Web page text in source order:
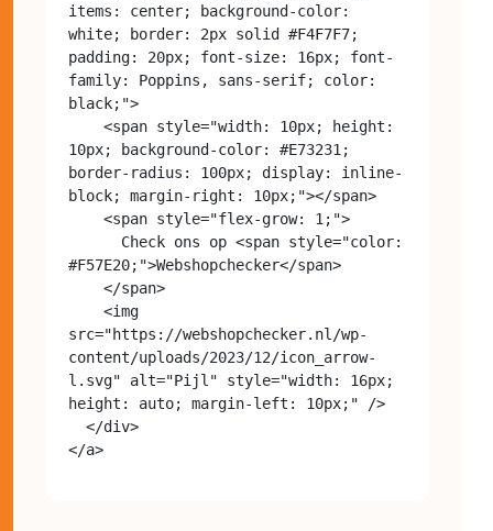
items: center; background-color:
white; border: 2px solid #F4F7F7;
padding: 20px; font-size: 16px; font-
family: Poppins, sans-serif; color:
black;">
10px; background-color: #E73231;
border-radius: 100px; display: inline-
block; margin-right: 10px;"></span>
#F57E20;">Webshopchecker</span>
src="https://webshopchecker.nl/wp-
content/uploads/2023/12/icon_arrow-
l.svg" alt="Pijl" style="width: 16px;
height: auto; margin-left: 10px;" />